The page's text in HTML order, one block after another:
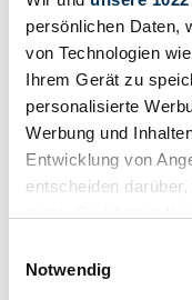
persönlichen Daten,
von Technologien
Ihrem Gerät zu
personalisierte
Werbung und
Entwicklung von
entscheiden
Trigger Symbol
Notwendig
Händler